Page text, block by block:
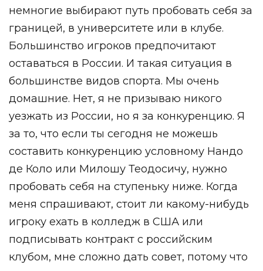
немногие выбирают путь пробовать себя за
границей, в университете или в клубе.
Большинство игроков предпочитают
оставаться в России. И такая ситуация в
большинстве видов спорта. Мы очень
домашние. Нет, я не призываю никого
уезжать из России, но я за конкуренцию. Я
за то, что если ты сегодня не можешь
составить конкуренцию условному Нандо
де Коло или Милошу Теодосичу, нужно
пробовать себя на ступеньку ниже. Когда
меня спрашивают, стоит ли какому-нибудь
игроку ехать в колледж в США или
подписывать контракт с российским
клубом, мне сложно дать совет, потому что